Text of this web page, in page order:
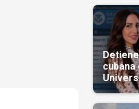
cubana
de